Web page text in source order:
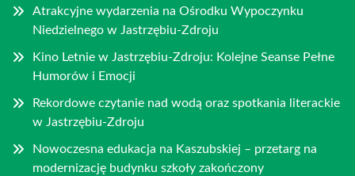
Atrakcyjne wydarzenia na Ośrodku Wypoczynku
Niedzielnego w Jastrzębiu-Zdroju
Kino Letnie w Jastrzębiu-Zdroju: Kolejne Seanse Pełne
Humorów i Emocji
Rekordowe czytanie nad wodą oraz spotkania literackie
w Jastrzębiu-Zdroju
Nowoczesna edukacja na Kaszubskiej – przetarg na
modernizację budynku szkoły zakończony